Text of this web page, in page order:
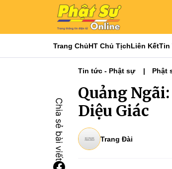
Trang ChủHT Chủ TịchLiên KếtTin
Tin tức - Phật sự Phật
Quảng
Diệu Giác
Trang Đài